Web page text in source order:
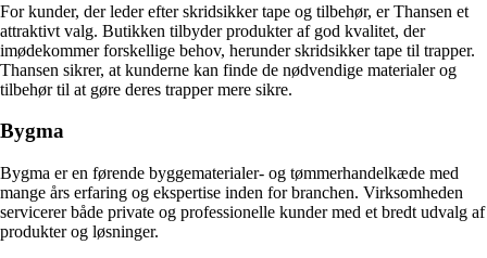
For kunder, der leder efter skridsikker tape og tilbehør, er Thansen et
attraktivt valg. Butikken tilbyder produkter af god kvalitet, der
imødekommer forskellige behov, herunder skridsikker tape til trapper.
Thansen sikrer, at kunderne kan finde de nødvendige materialer og
tilbehør til at gøre deres trapper mere sikre.
Bygma
Bygma er en førende byggematerialer- og tømmerhandelkæde med
mange års erfaring og ekspertise inden for branchen. Virksomheden
servicerer både private og professionelle kunder med et bredt udvalg af
produkter og løsninger.